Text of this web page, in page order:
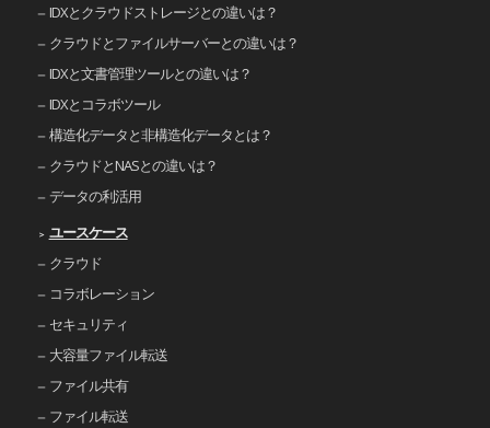
IDXとクラウドストレージとの違いは？
クラウドとファイルサーバーとの違いは？
IDXと文書管理ツールとの違いは？
IDXとコラボツール
構造化データと非構造化データとは？
クラウドとNASとの違いは？
データの利活用
ユースケース
クラウド
コラボレーション
セキュリティ
大容量ファイル転送
ファイル共有
ファイル転送